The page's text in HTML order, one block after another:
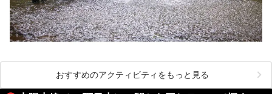
おすすめのアクティビティをもっと見る